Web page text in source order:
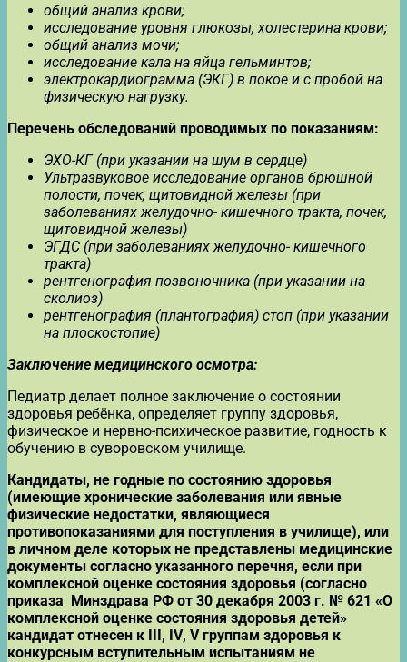
общий анализ крови;
исследование уровня глюкозы, холестерина крови;
общий анализ мочи;
исследование кала на яйца гельминтов;
электрокардиограмма (ЭКГ) в покое и с пробой на
физическую нагрузку.
Перечень обследований проводимых по показаниям:
ЭХО-КГ (при указании на шум в сердце)
Ультразвуковое исследование органов брюшной
полости, почек, щитовидной железы (при
заболеваниях желудочно- кишечного тракта, почек,
щитовидной железы)
ЭГДС (при заболеваниях желудочно- кишечного
тракта)
рентгенография позвоночника (при указании на
сколиоз)
рентгенография (плантография) стоп (при указании
на плоскостопие)
Заключение медицинского осмотра:
Педиатр делает полное заключение о состоянии
здоровья ребёнка, определяет группу здоровья,
физическое и нервно-психическое развитие, годность к
обучению в суворовском училище.
Кандидаты, не годные по состоянию здоровья
(имеющие хронические заболевания или явные
физические недостатки, являющиеся
противопоказаниями для поступления в училище), или
в личном деле которых не представлены медицинские
документы согласно указанного перечня, если при
комплексной оценке состояния здоровья (согласно
приказа Минздрава РФ от 30 декабря 2003 г. № 621 «О
комплексной оценке состояния здоровья детей»
кандидат отнесен к III, IV, Vгруппам здоровья к
конкурсным вступительным испытаниям не